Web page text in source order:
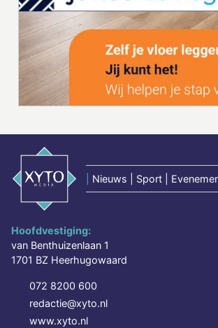
Nieuws | Sport |
Hoofdvestiging:
van Benthuizenlaan 1
1701 BZ Heerhugowaard
072 8200 600
redactie@xyto.nl
www.xyto.nl